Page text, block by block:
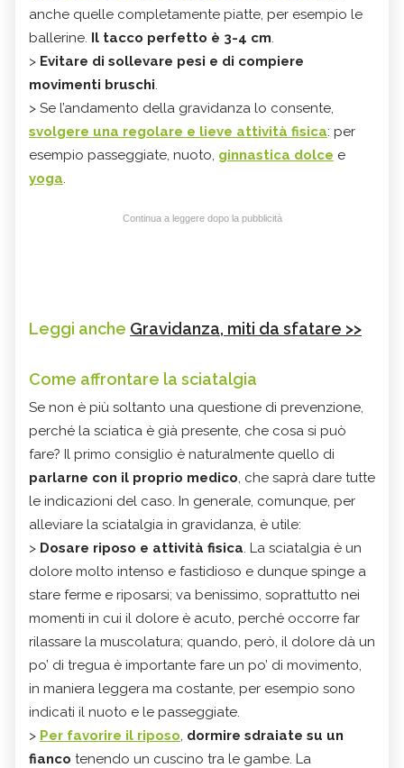
anche quelle completamente piatte, per esempio le
ballerine. Il tacco perfetto è 3-4 cm.
> Evitare di sollevare pesi e di compiere
movimenti bruschi.
> Se l’andamento della gravidanza lo consente,
svolgere una regolare e lieve attività fisica: per
esempio passeggiate, nuoto, ginnastica dolce e
yoga.
Continua a leggere dopo la pubblicità
Leggi anche Gravidanza, miti da sfatare >>
Come affrontare la sciatalgia
Se non è più soltanto una questione di prevenzione,
perché la sciatica è già presente, che cosa si può
fare? Il primo consiglio è naturalmente quello di
parlarne con il proprio medico, che saprà dare tutte
le indicazioni del caso. In generale, comunque, per
alleviare la sciatalgia in gravidanza, è utile:
> Dosare riposo e attività fisica. La sciatalgia è un
dolore molto intenso e fastidioso e dunque spinge a
stare ferme e riposarsi; va benissimo, soprattutto nei
momenti in cui il dolore è acuto, perché occorre far
rilassare la muscolatura; quando, però, il dolore dà un
po’ di tregua è importante fare un po’ di movimento,
in maniera leggera ma costante, per esempio sono
indicati il nuoto e le passeggiate.
> Per favorire il riposo, dormire sdraiate su un
fianco tenendo un cuscino tra le gambe. La